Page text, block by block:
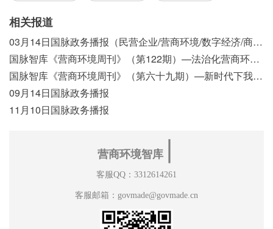
相关报道
03月14日国脉政务播报（民营企业/营商环境/数字经济/商事制度改革）
国脉智库《营商环境周刊》（第122期）—法治化营商环境视域下我国行政执法公示制度浅析
国脉智库《营商环境周刊》（第六十九期）—新时代下我国营商环境标准体系构建初探
09月14日国脉政务播报
11月10日国脉政务播报
营商环境智库
客服QQ：3312614261
客服邮箱：govmade@govmade.cn